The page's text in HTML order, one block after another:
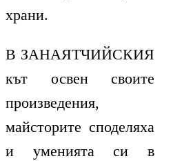
храни.
В ЗАНАЯТЧИЙСКИЯ
кът освен своите
произведения,
майсторите споделяха
и уменията си в